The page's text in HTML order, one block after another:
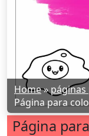
Home»
Página para
Página